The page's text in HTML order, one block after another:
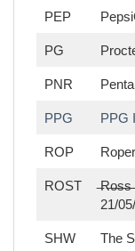
PEP
PG
PNR
PPG PPG
ROP
ROST
̶R̶o̶s̶s̶
21/
SHW The